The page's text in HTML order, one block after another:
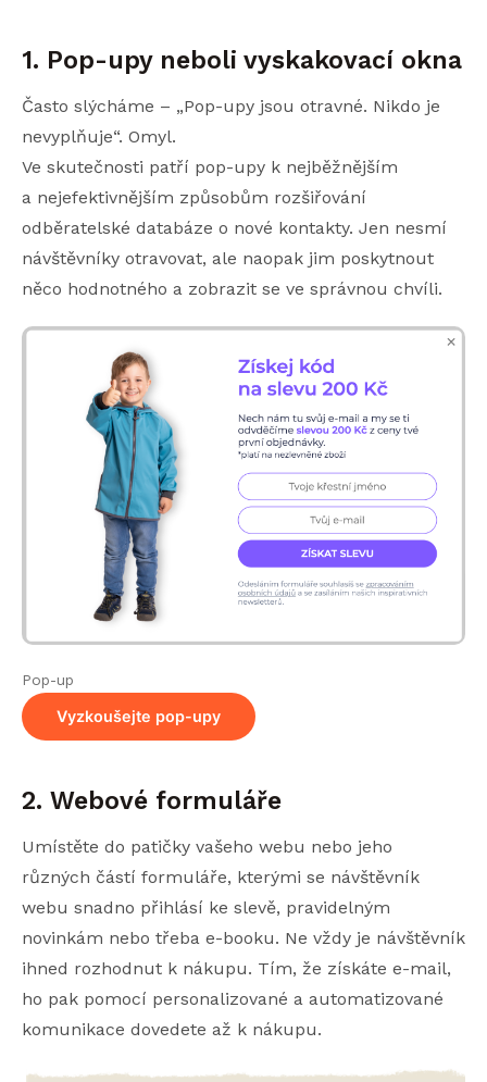
1. Pop-upy neboli vyskakovací okna
Často slýcháme – „Pop-upy jsou otravné. Nikdo je
nevyplňuje“. Omyl.
Ve skutečnosti patří pop-upy k nejběžnějším
a nejefektivnějším způsobům rozšiřování
odběratelské databáze o nové kontakty. Jen nesmí
návštěvníky otravovat, ale naopak jim poskytnout
něco hodnotného a zobrazit se ve správnou chvíli.
Pop-up
Vyzkoušejte pop-upy
2. Webové formuláře
Umístěte do patičky vašeho webu nebo jeho
různých částí formuláře, kterými se návštěvník
webu snadno přihlásí ke slevě, pravidelným
novinkám nebo třeba e-booku. Ne vždy je návštěvník
ihned rozhodnut k nákupu. Tím, že získáte e-mail,
ho pak pomocí personalizované a automatizované
komunikace dovedete až k nákupu.